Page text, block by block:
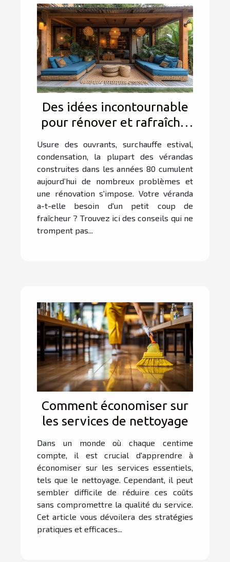
Des idées incontournable
pour rénover et rafraîchir
Usure des ouvrants, surchauffe estival,
condensation, la plupart des vérandas
construites dans les années 80 cumulent
aujourd’hui de nombreux problèmes et
une rénovation s'impose. Votre véranda
a-t-elle besoin d'un petit coup de
fraîcheur ? Trouvez ici des conseils qui ne
trompent pas...
Comment économiser sur
les services de nettoyage
Dans un monde où chaque centime
compte, il est crucial d'apprendre à
économiser sur les services essentiels,
tels que le nettoyage. Cependant, il peut
sembler difficile de réduire ces coûts
sans compromettre la qualité du service.
Cet article vous dévoilera des stratégies
pratiques et efficaces...